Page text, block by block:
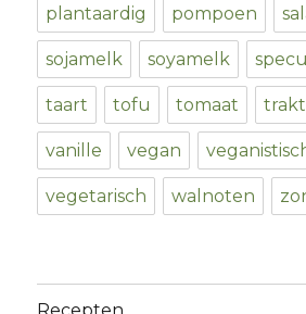
plantaardig pompoen
sojamelk soyamelk
taart tofu tomaat
vanille vegan
vegetarisch walnoten